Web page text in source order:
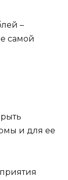
–
самой
и для ее